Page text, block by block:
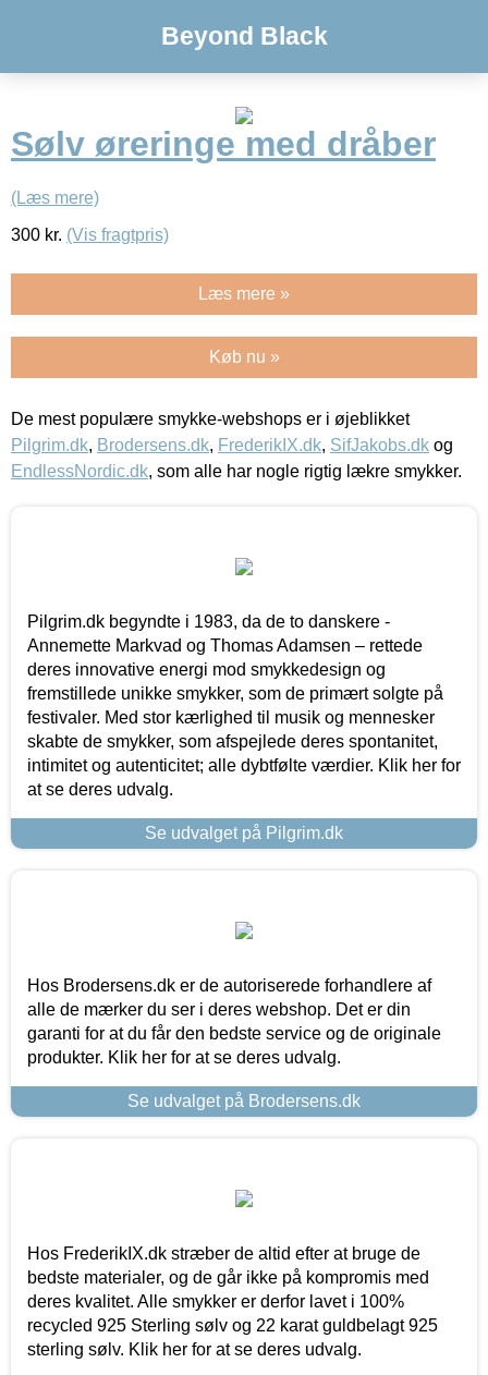
Beyond Black
Sølv øreringe med dråber
(Læs mere)
300 kr. (Vis fragtpris)
Læs mere »
Køb nu »
De mest populære smykke-webshops er i øjeblikket
Pilgrim.dk, Brodersens.dk, FrederikIX.dk, SifJakobs.dk og
EndlessNordic.dk, som alle har nogle rigtig lækre smykker.
Pilgrim.dk begyndte i 1983, da de to danskere -
Annemette Markvad og Thomas Adamsen – rettede
deres innovative energi mod smykkedesign og
fremstillede unikke smykker, som de primært solgte på
festivaler. Med stor kærlighed til musik og mennesker
skabte de smykker, som afspejlede deres spontanitet,
intimitet og autenticitet; alle dybtfølte værdier. Klik her for
at se deres udvalg.
Se udvalget på Pilgrim.dk
Hos Brodersens.dk er de autoriserede forhandlere af
alle de mærker du ser i deres webshop. Det er din
garanti for at du får den bedste service og de originale
produkter. Klik her for at se deres udvalg.
Se udvalget på Brodersens.dk
Hos FrederikIX.dk stræber de altid efter at bruge de
bedste materialer, og de går ikke på kompromis med
deres kvalitet. Alle smykker er derfor lavet i 100%
recycled 925 Sterling sølv og 22 karat guldbelagt 925
sterling sølv. Klik her for at se deres udvalg.